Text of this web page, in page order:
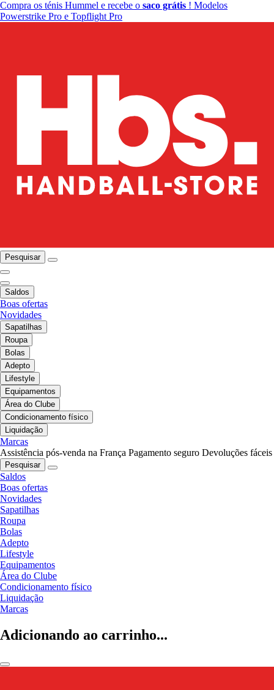
Compra os ténis Hummel e recebe o saco grátis ! Modelos
Powerstrike Pro e Topflight Pro
Pesquisar
Saldos
Boas ofertas
Novidades
Sapatilhas
Roupa
Bolas
Adepto
Lifestyle
Equipamentos
Área do Clube
Condicionamento físico
Liquidação
Marcas
Assistência pós-venda na França Pagamento seguro Devoluções fáceis
Pesquisar
Saldos
Boas ofertas
Novidades
Sapatilhas
Roupa
Bolas
Adepto
Lifestyle
Equipamentos
Área do Clube
Condicionamento físico
Liquidação
Marcas
Adicionando ao carrinho...